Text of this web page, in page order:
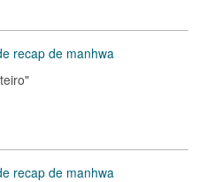
recap de manhwa
recap de manhwa